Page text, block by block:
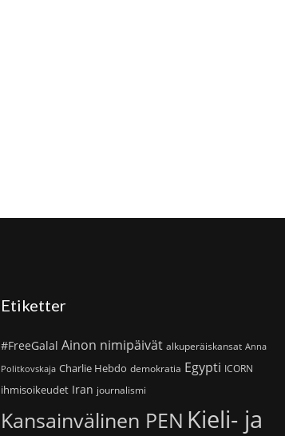
Etiketter
#FreeGalal Ainon nimipäivät alkuperäiskansat Anna
Politkovskaja Charlie Hebdo demokratia Egypti ICORN
ihmisoikeudet Iran journalismi
Kansainvälinen PEN Kieli- ja